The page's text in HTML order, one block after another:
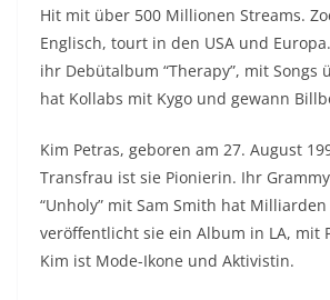
Hit mit über 500 Millionen Streams.
Englisch, tourt in den USA und
ihr Debütalbum “Therapy”, mit Songs
hat Kollabs mit Kygo und gewann
Kim Petras, geboren am 27. August
Transfrau ist sie Pionierin. Ihr
“Unholy” mit Sam Smith hat Milliarden
veröffentlicht sie ein Album in LA, mit
Kim ist Mode-Ikone und Aktivistin.